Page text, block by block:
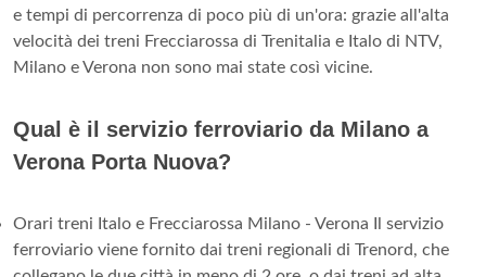
e tempi di percorrenza di poco più di un'ora: grazie all'alta
velocità dei treni Frecciarossa di Trenitalia e Italo di NTV,
Milano e Verona non sono mai state così vicine.
Qual è il servizio ferroviario da Milano a
Verona Porta Nuova?
Orari treni Italo e Frecciarossa Milano - Verona Il servizio
ferroviario viene fornito dai treni regionali di Trenord, che